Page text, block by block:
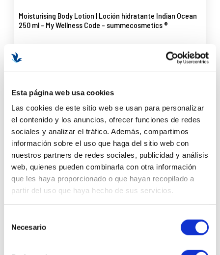
Esta página web usa cookies
Las cookies de este sitio web se usan para personalizar
el contenido y los anuncios, ofrecer funciones de redes
sociales y analizar el tráfico. Además, compartimos
información sobre el uso que haga del sitio web con
nuestros partners de redes sociales, publicidad y análisis
web, quienes pueden combinarla con otra información
que les haya proporcionado o que hayan recopilado a
partir del uso que haya hecho de sus servicios.
Necesario
Moisturising Body Lotion | Loción hidratante Indian Ocean
250 ml - My Wellness Code - summecosmetics ®
29,90 €